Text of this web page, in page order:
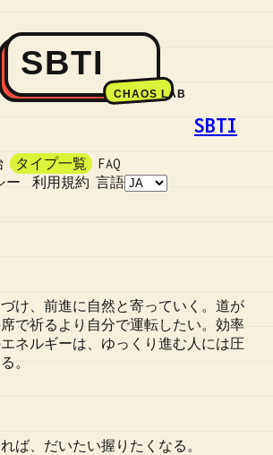
SBTI
タイプ一覧
FAQ
ー
利用規約 言語
け、前進に自然と寄っていく。道が
で祈るより自分で運転したい。効率
ネルギーは、ゆっくり進む人には圧
。
ば、だいたい握りたくなる。